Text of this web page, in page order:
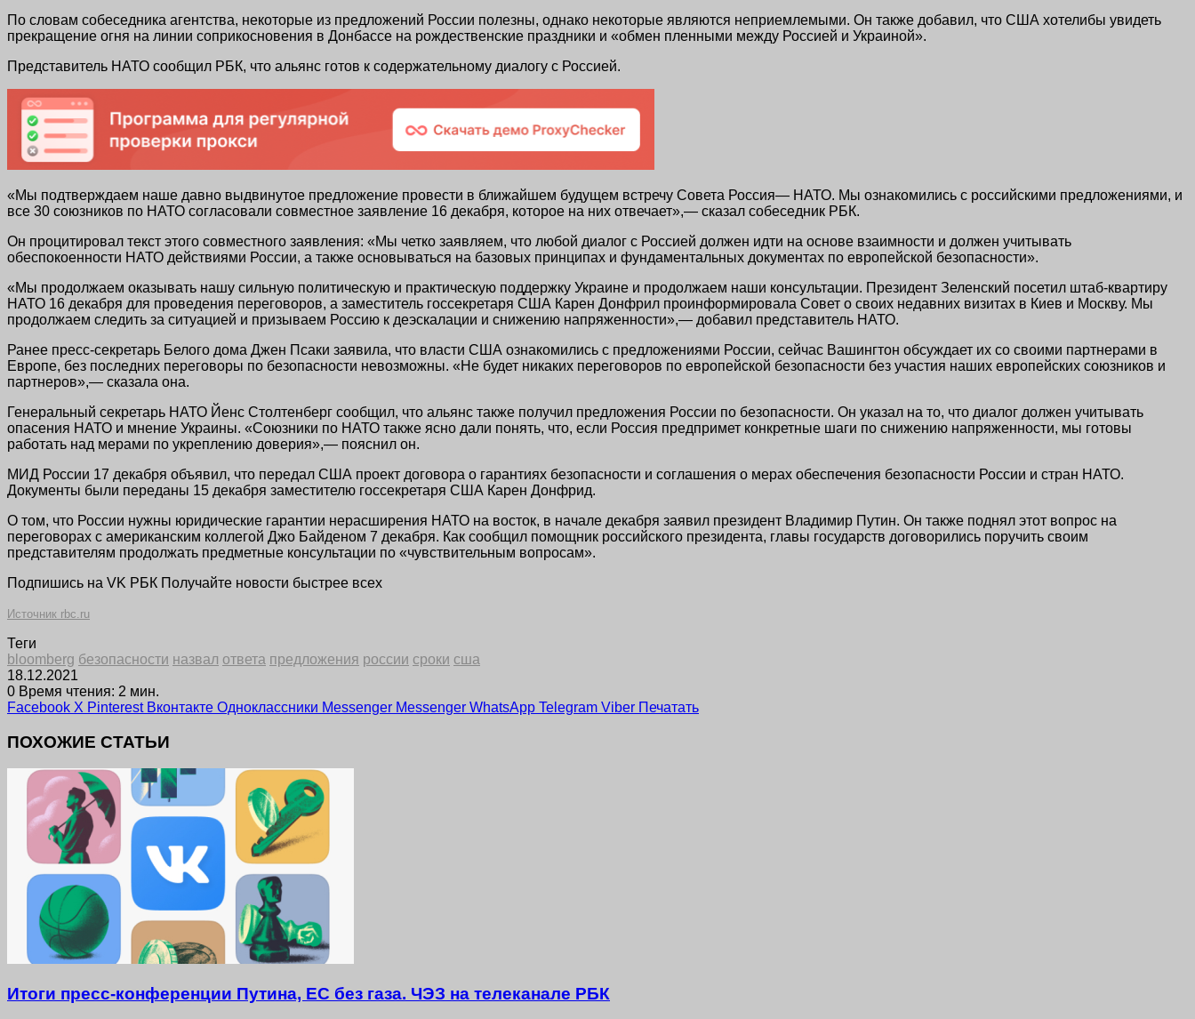
По словам собеседника агентства, некоторые из предложений России полезны, однако некоторые являются неприемлемыми. Он также добавил, что США хотелибы увидеть
прекращение огня на линии соприкосновения в Донбассе на рождественские праздники и «обмен пленными между Россией и Украиной».
Представитель НАТО сообщил РБК, что альянс готов к содержательному диалогу с Россией.
«Мы подтверждаем наше давно выдвинутое предложение провести в ближайшем будущем встречу Совета Россия— НАТО. Мы ознакомились с российскими предложениями, и
все 30 союзников по НАТО согласовали совместное заявление 16 декабря, которое на них отвечает»,— сказал собеседник РБК.
Он процитировал текст этого совместного заявления: «Мы четко заявляем, что любой диалог с Россией должен идти на основе взаимности и должен учитывать
обеспокоенности НАТО действиями России, а также основываться на базовых принципах и фундаментальных документах по европейской безопасности».
«Мы продолжаем оказывать нашу сильную политическую и практическую поддержку Украине и продолжаем наши консультации. Президент Зеленский посетил штаб-квартиру
НАТО 16 декабря для проведения переговоров, а заместитель госсекретаря США Карен Донфрил проинформировала Совет о своих недавних визитах в Киев и Москву. Мы
продолжаем следить за ситуацией и призываем Россию к деэскалации и снижению напряженности»,— добавил представитель НАТО.
Ранее пресс-секретарь Белого дома Джен Псаки заявила, что власти США ознакомились с предложениями России, сейчас Вашингтон обсуждает их со своими партнерами в
Европе, без последних переговоры по безопасности невозможны. «Не будет никаких переговоров по европейской безопасности без участия наших европейских союзников и
партнеров»,— сказала она.
Генеральный секретарь НАТО Йенс Столтенберг сообщил, что альянс также получил предложения России по безопасности. Он указал на то, что диалог должен учитывать
опасения НАТО и мнение Украины. «Союзники по НАТО также ясно дали понять, что, если Россия предпримет конкретные шаги по снижению напряженности, мы готовы
работать над мерами по укреплению доверия»,— пояснил он.
МИД России 17 декабря объявил, что передал США проект договора о гарантиях безопасности и соглашения о мерах обеспечения безопасности России и стран НАТО.
Документы были переданы 15 декабря заместителю госсекретаря США Карен Донфрид.
О том, что России нужны юридические гарантии нерасширения НАТО на восток, в начале декабря заявил президент Владимир Путин. Он также поднял этот вопрос на
переговорах с американским коллегой Джо Байденом 7 декабря. Как сообщил помощник российского президента, главы государств договорились поручить своим
представителям продолжать предметные консультации по «чувствительным вопросам».
Подпишись на VK РБК Получайте новости быстрее всех
Источник rbc.ru
Теги
bloomberg безопасности назвал ответа предложения россии сроки сша
18.12.2021
0 Время чтения: 2 мин.
Facebook X Pinterest Вконтакте Одноклассники Messenger Messenger WhatsApp Telegram Viber Печатать
ПОХОЖИЕ СТАТЬИ
Итоги пресс-конференции Путина, ЕС без газа. ЧЭЗ на телеканале РБК